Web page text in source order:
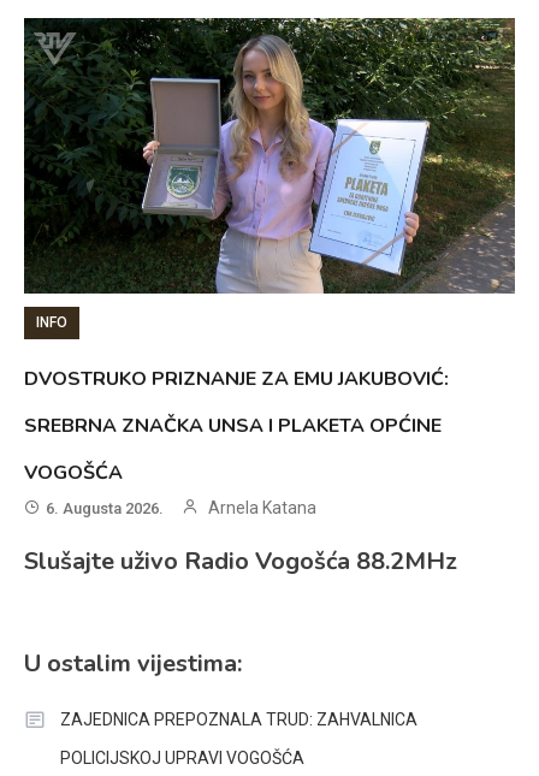
INFO
DVOSTRUKO PRIZNANJE ZA EMU JAKUBOVIĆ:
SREBRNA ZNAČKA UNSA I PLAKETA OPĆINE
VOGOŠĆA
6. Augusta 2026. Arnela Katana
Slušajte uživo Radio Vogošća 88.2MHz
U ostalim vijestima:
ZAJEDNICA PREPOZNALA TRUD: ZAHVALNICA
POLICIJSKOJ UPRAVI VOGOŠĆA